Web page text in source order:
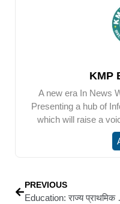
KMP
A new era In News
Presenting a hub of
which will raise a
PREVIOUS
Education: